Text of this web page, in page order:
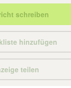
schreiben
hinzufügen
teilen